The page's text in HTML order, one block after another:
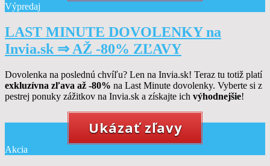
Výpredaj
LAST MINUTE DOVOLENKY na
Invia.sk ⇒ AŽ -80% ZĽAVY
Dovolenka na poslednú chvíľu? Len na Invia.sk! Teraz tu totiž platí
exkluzívna zľava až -80% na Last Minute dovolenky. Vyberte si z
pestrej ponuky zážitkov na Invia.sk a získajte ich výhodnejšie!
Ukázať zľavy
Akcia